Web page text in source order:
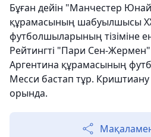
Бұған дейін "Манчестер
құрамасының шабуылшысы
футболшыларының тізіміне
Рейтингті "Пари Сен-
Аргентина құрамасының
Месси бастап тұр. Криштиану
орында.